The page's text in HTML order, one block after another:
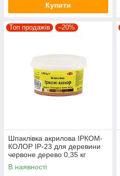
Купити
Топ продажів –20%
Шпаклівка акрилова ІРКОМ-
КОЛОР IP-23 для деревини
червоне дерево 0,35 кг
В наявності